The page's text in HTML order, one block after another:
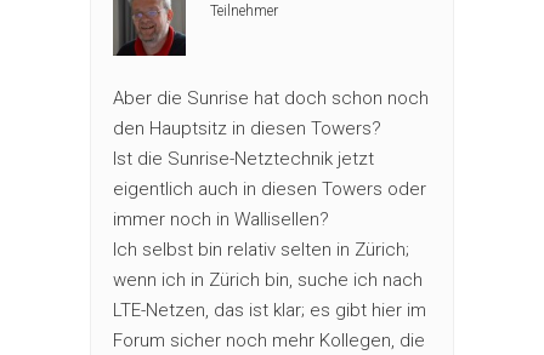
Teilnehmer
Aber die Sunrise hat doch schon noch
den Hauptsitz in diesen Towers?
Ist die Sunrise-Netztechnik jetzt
eigentlich auch in diesen Towers oder
immer noch in Wallisellen?
Ich selbst bin relativ selten in Zürich;
wenn ich in Zürich bin, suche ich nach
LTE-Netzen, das ist klar; es gibt hier im
Forum sicher noch mehr Kollegen, die